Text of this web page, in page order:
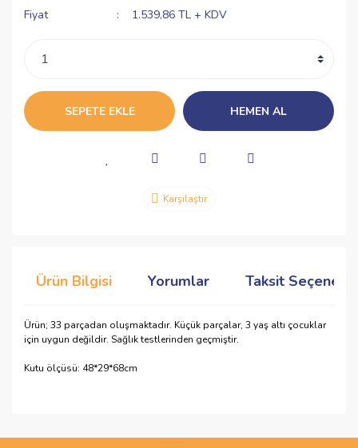
Fiyat
1.539,86 TL + KDV
SEPETE EKLE HEMEN AL
Karşılaştır
Ürün Bilgisi Yorumlar Taksit
Ürün; 33 parçadan oluşmaktadır. Küçük parçalar, 3 yaş altı çocuklar
için uygun değildir. Sağlık testlerinden geçmiştir.
Kutu ölçüsü: 48*29*68cm
kullanarak tarafımıza iletebilirsiniz.